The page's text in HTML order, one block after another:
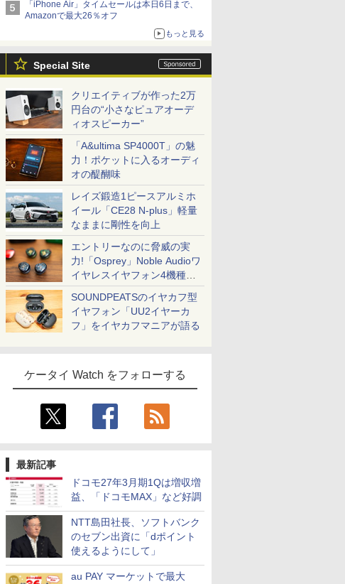
「iPhone Air」タイムセールは本日6日まで、
Amazonで最大26％オフ
もっと見る
Special Site
クリエイティブが作った2万
円台の“小さなピュアオーデ
ィオスピーカー”
「A&ultima SP4000T」の魅
力！ポケットに入るオーディ
オの醍醐味
レイズ鍛造1ピースアルミホ
イール「CE28 N-plus」軽量
なままに剛性を向上
エントリーなのに脅威の実
力!「Osprey」Noble Audioワ
イヤレスイヤフォン4機種を
一気に聴く
SOUNDPEATSのイヤカフ型
イヤフォン「UU2イヤーカ
フ」をイヤカフマニアが語る
ケータイ Watch をフォローする
最新記事
ドコモ27年3月期1Qは増収増
益、「ドコモMAX」など好調
NTT島田社長、ソフトバンク
のセブン出資に「dポイント
使えるようにして」
au PAY マーケットで最大